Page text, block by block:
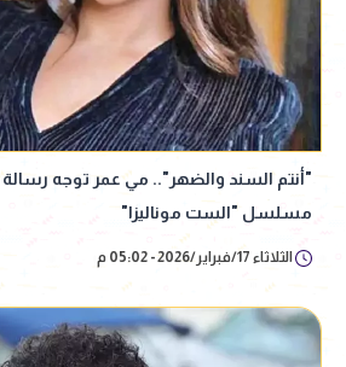
"أنتم السند والضهر".. مي عمر توجه
مسلسل "الست موناليزا"
الثلاثاء 17/فبراير/2026 - 05:02 م